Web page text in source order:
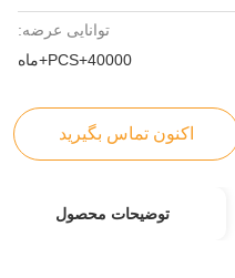
توانایی عرضه:
40000+PCS+ماه
اکنون تماس بگیرید
توضیحات محصول